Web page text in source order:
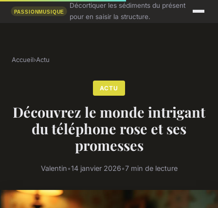
Décortiquer les sédiments du présent
pour en saisir la structure.
Accueil›Actu
ACTU
Découvrez le monde intrigant
du téléphone rose et ses
promesses
Valentin•14 janvier 2026•7 min de lecture